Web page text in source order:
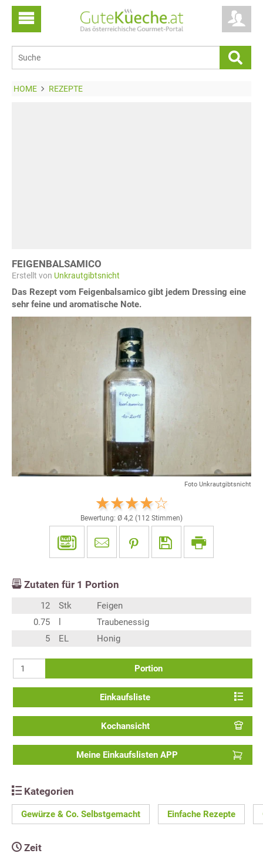
HOME REZEPTE
FEIGENBALSAMICO
Erstellt von Unkrautgibtsnicht
Das Rezept vom Feigenbalsamico gibt jedem Dressing eine
sehr feine und aromatische Note.
Foto Unkrautgibtsnicht
Bewertung: Ø 4,2 (112 Stimmen)
Zutaten für 1 Portion
12 Stk
Feigen
0.75
Traubenessig
5
EL Honig
Portion
Einkaufsliste
Kochansicht
Meine Einkaufslisten APP
Kategorien
Gewürze & Co. Selbstgemacht Einfache Rezepte
Zeit